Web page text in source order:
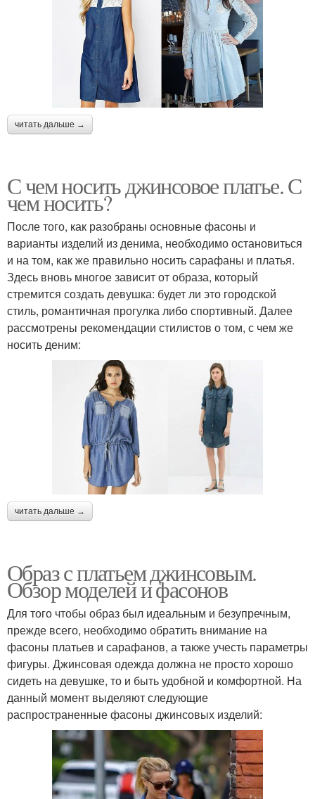
читать дальше →
С чем носить джинсовое платье. С
чем носить?
После того, как разобраны основные фасоны и
варианты изделий из денима, необходимо остановиться
и на том, как же правильно носить сарафаны и платья.
Здесь вновь многое зависит от образа, который
стремится создать девушка: будет ли это городской
стиль, романтичная прогулка либо спортивный. Далее
рассмотрены рекомендации стилистов о том, с чем же
носить деним:
читать дальше →
Образ с платьем джинсовым.
Обзор моделей и фасонов
Для того чтобы образ был идеальным и безупречным,
прежде всего, необходимо обратить внимание на
фасоны платьев и сарафанов, а также учесть параметры
фигуры. Джинсовая одежда должна не просто хорошо
сидеть на девушке, то и быть удобной и комфортной. На
данный момент выделяют следующие
распространенные фасоны джинсовых изделий: